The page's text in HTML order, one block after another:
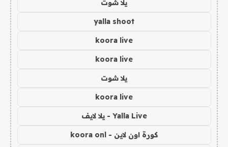
يلا شوت
yalla shoot
koora live
koora live
يلا شوت
koora live
Yalla Live - يلا لايف
كورة اون لاين - koora onl